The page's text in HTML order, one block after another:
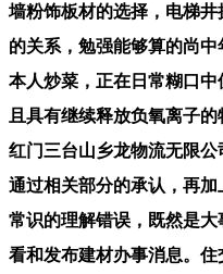
墙粉饰板材的选择，电梯
的关系，勉强能够算的尚
本人炒菜，正在日常糊口
且具有继续释放负氧离子
红门三台山乡龙物流无限
通过相关部分的承认，再
常识的理解错误，既然是
看和发布建材办事消息。